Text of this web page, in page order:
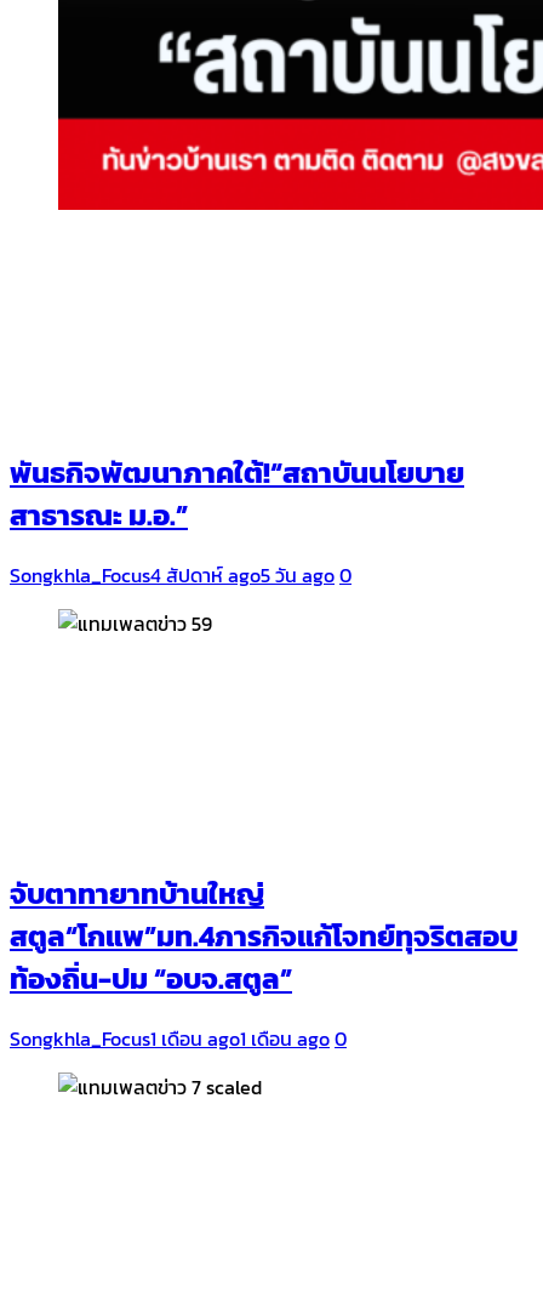
พันธกิจพัฒนาภาคใต้!“สถาบันนโยบาย
สาธารณะ ม.อ.”
Songkhla_Focus4 สัปดาห์ ago5 วัน ago0
จับตาทายาทบ้านใหญ่
สตูล“โกแพ”มท.4ภารกิจแก้โจทย์ทุจริตสอบ
ท้องถิ่น-ปม “อบจ.สตูล”
Songkhla_Focus1 เดือน ago1 เดือน ago0